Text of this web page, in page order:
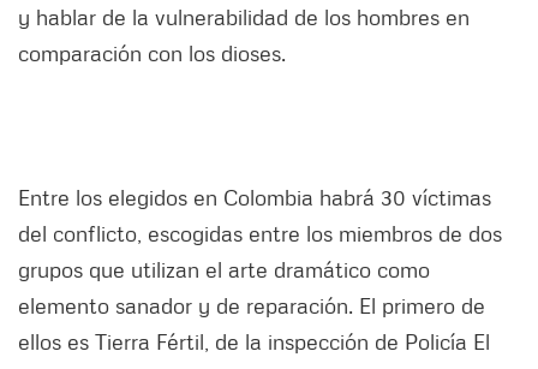
y hablar de la vulnerabilidad de los hombres en
comparación con los dioses.
Entre los elegidos en Colombia habrá 30 víctimas
del conflicto, escogidas entre los miembros de dos
grupos que utilizan el arte dramático como
elemento sanador y de reparación. El primero de
ellos es Tierra Fértil, de la inspección de Policía El